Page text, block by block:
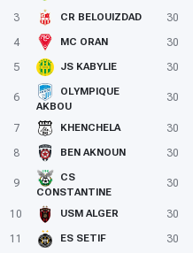
3
CR BELOUIZDAD 30
4
MC ORAN 30
5
JS KABYLIE 30
6
OLYMPIQUE
AKBOU
30
7 KHENCHELA 30
8
BEN AKNOUN 30
9
CS
CONSTANTINE
30
10 USM ALGER 30
11
ES SETIF 30